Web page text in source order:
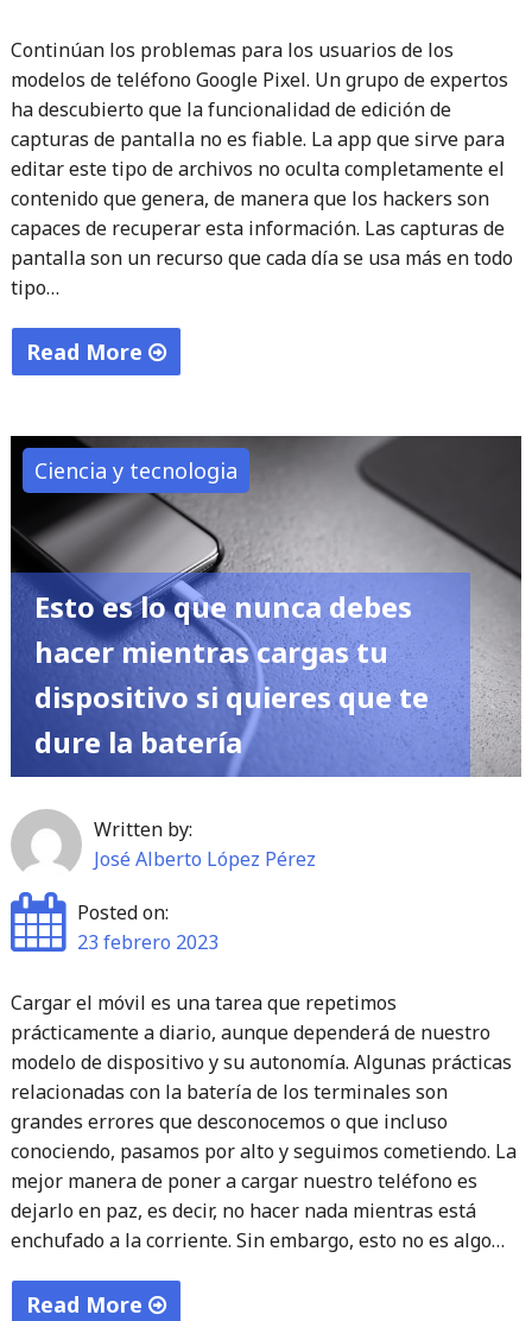
Continúan los problemas para los usuarios de los
modelos de teléfono Google Pixel. Un grupo de expertos
ha descubierto que la funcionalidad de edición de
capturas de pantalla no es fiable. La app que sirve para
editar este tipo de archivos no oculta completamente el
contenido que genera, de manera que los hackers son
capaces de recuperar esta información. Las capturas de
pantalla son un recurso que cada día se usa más en todo
tipo…
Read More
de
Google
es
una
pesadilla
para
privacidad"
Ciencia y tecnologia
Esto es lo que nunca debes
hacer mientras cargas tu
dispositivo si quieres que te
dure la batería
Written by:
José Alberto López Pérez
Posted on:
23 febrero 2023
Cargar el móvil es una tarea que repetimos
prácticamente a diario, aunque dependerá de nuestro
modelo de dispositivo y su autonomía. Algunas prácticas
relacionadas con la batería de los terminales son
grandes errores que desconocemos o que incluso
conociendo, pasamos por alto y seguimos cometiendo. La
mejor manera de poner a cargar nuestro teléfono es
dejarlo en paz, es decir, no hacer nada mientras está
enchufado a la corriente. Sin embargo, esto no es algo…
Read More